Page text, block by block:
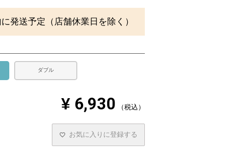
発送予定（店舗休業日を除く）
ダブル
¥ 6,930 税込
お気に入りに登録する